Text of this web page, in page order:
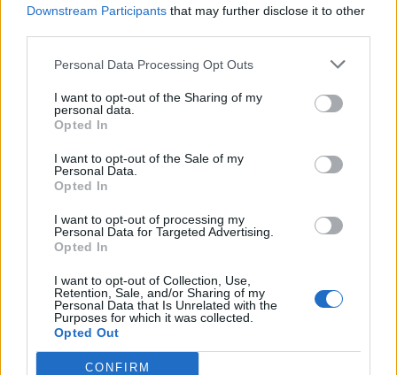
Downstream Participants that may further disclose it to other
Personal Data Processing Opt Outs
I want to opt-out of the Sharing of my
personal data.
Opted In
I want to opt-out of the Sale of my
Personal Data.
Opted In
I want to opt-out of processing my
Personal Data for Targeted Advertising.
Opted In
I want to opt-out of Collection, Use,
Retention, Sale, and/or Sharing of my
Personal Data that Is Unrelated with the
Purposes for which it was collected.
Opted Out
CONFIRM
Deputados do PSD saúdam Banda
Sinfónica da ARMAB pelo 1º lugar no
certame internacional de Valência
Capacita Jovem de Poiares aproxima
jovens ao mundo do trabalho